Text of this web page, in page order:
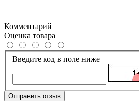
Комментарий
Оценка товара
Введите код в поле ниже
Отправить отзыв